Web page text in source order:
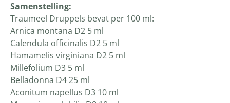
Samenstelling:
Traumeel Druppels bevat per 100 ml:
Arnica montana D2 5 ml
Calendula officinalis D2 5 ml
Hamamelis virginiana D2 5 ml
Millefolium D3 5 ml
Belladonna D4 25 ml
Aconitum napellus D3 10 ml